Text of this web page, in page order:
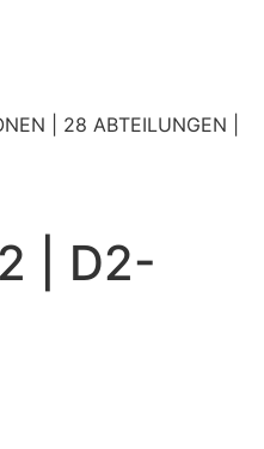
| 28 ABTEILUNGEN |
| D2-